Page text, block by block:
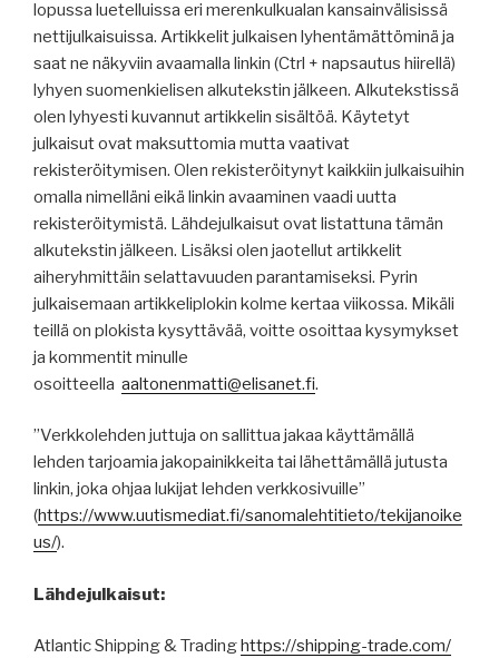
lopussa luetelluissa eri merenkulkualan kansainvälisissä
nettijulkaisuissa. Artikkelit julkaisen lyhentämättöminä ja
saat ne näkyviin avaamalla linkin (Ctrl + napsautus hiirellä)
lyhyen suomenkielisen alkutekstin jälkeen. Alkutekstissä
olen lyhyesti kuvannut artikkelin sisältöä. Käytetyt
julkaisut ovat maksuttomia mutta vaativat
rekisteröitymisen. Olen rekisteröitynyt kaikkiin julkaisuihin
omalla nimelläni eikä linkin avaaminen vaadi uutta
rekisteröitymistä. Lähdejulkaisut ovat listattuna tämän
alkutekstin jälkeen. Lisäksi olen jaotellut artikkelit
aiheryhmittäin selattavuuden parantamiseksi. Pyrin
julkaisemaan artikkeliplokin kolme kertaa viikossa. Mikäli
teillä on plokista kysyttävää, voitte osoittaa kysymykset
ja kommentit minulle
osoitteella aaltonenmatti@elisanet.fi.
”Verkkolehden juttuja on sallittua jakaa käyttämällä
lehden tarjoamia jakopainikkeita tai lähettämällä jutusta
linkin, joka ohjaa lukijat lehden verkkosivuille”
(https://www.uutismediat.fi/sanomalehtitieto/tekijanoike
us/).
Lähdejulkaisut:
Atlantic Shipping & Tradinghttps://shipping-trade.com/